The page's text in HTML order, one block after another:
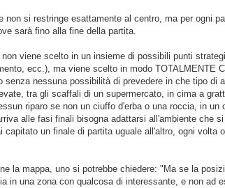
non si restringe esattamente al centro, ma per ogni
sarà fino alla fine della partita.
viene scelto in un insieme di possibili punti
ecc.), ma viene scelto in modo TOTALMENTE
senza nessuna possibilità di prevedere in che tipo di
tra gli scaffali di un supermercato, in cima a
riparo se non un ciuffo d'erba o una roccia, in
alle fasi finali bisogna adattarsi all'ambiente che
un finale di partita uguale all'altro, ogni volta
la mappa, uno si potrebbe chiedere: "Ma se la
in una zona con qualcosa di interessante, e non ad